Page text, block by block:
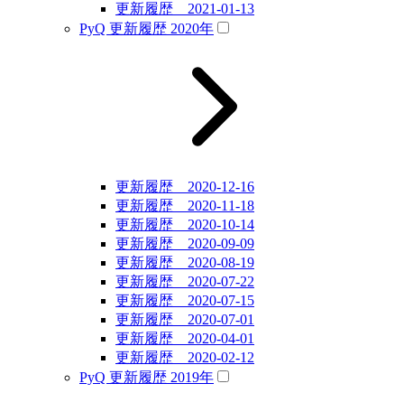
更新履歴 2021-01-13
PyQ 更新履歴 2020年
更新履歴 2020-12-16
更新履歴 2020-11-18
更新履歴 2020-10-14
更新履歴 2020-09-09
更新履歴 2020-08-19
更新履歴 2020-07-22
更新履歴 2020-07-15
更新履歴 2020-07-01
更新履歴 2020-04-01
更新履歴 2020-02-12
PyQ 更新履歴 2019年